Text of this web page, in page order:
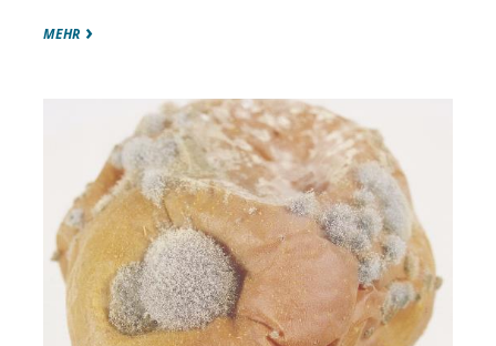
MEHR